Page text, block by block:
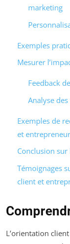
marketing
Exemples
Mesurer
Feedback
Analyse
Exemples de
et
Conclusion
Témoignages
client et
L’orientation